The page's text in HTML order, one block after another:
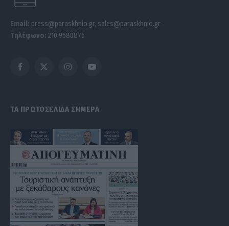
Email: press@paraskhnio.gr, sales@paraskhnio.gr
Τηλέφωνο: 210 9580876
Facebook
X
InstagramYouTube
ΤΑ ΠΡΩΤΟΣΕΛΙΔΑ ΣΗΜΕΡΑ